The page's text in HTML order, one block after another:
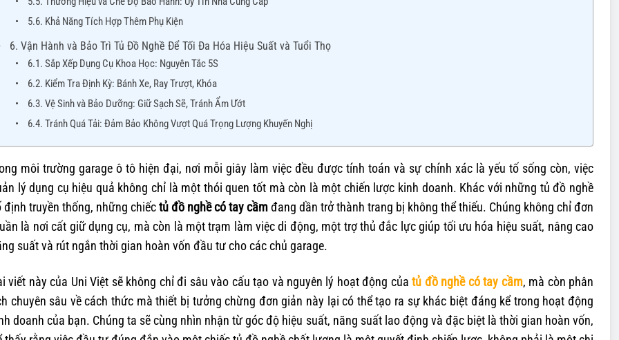
5.6. Khả Năng Tích Hợp Thêm Phụ Kiện
6. Vận Hành và Bảo Trì Tủ Đồ Nghề Để Tối Đa Hóa Hiệu Suất và Tuổi Thọ
6.1. Sắp Xếp Dụng Cụ Khoa Học: Nguyên Tắc 5S
6.2. Kiểm Tra Định Kỳ: Bánh Xe, Ray Trượt, Khóa
6.3. Vệ Sinh và Bảo Dưỡng: Giữ Sạch Sẽ, Tránh Ẩm Ướt
6.4. Tránh Quá Tải: Đảm Bảo Không Vượt Quá Trọng Lượng Khuyến Nghị
môi trường garage ô tô hiện đại, nơi mỗi giây làm việc đều được tính toán và sự chính xác là yếu tố sống còn, việc
lý dụng cụ hiệu quả không chỉ là một thói quen tốt mà còn là một chiến lược kinh doanh. Khác với những tủ đồ nghề
định truyền thống, những chiếctủ đồ nghề có tay cầmđang dần trở thành trang bị không thể thiếu. Chúng không chỉ đơn
là nơi cất giữ dụng cụ, mà còn là một trạm làm việc di động, một trợ thủ đắc lực giúp tối ưu hóa hiệu suất, nâng cao
suất và rút ngắn thời gian hoàn vốn đầu tư cho các chủ garage.
viết này của Uni Việt sẽ không chỉ đi sâu vào cấu tạo và nguyên lý hoạt động củatủ đồ nghề có tay cầm, mà còn phân
chuyên sâu về cách thức mà thiết bị tưởng chừng đơn giản này lại có thể tạo ra sự khác biệt đáng kể trong hoạt động
doanh của bạn. Chúng ta sẽ cùng nhìn nhận từ góc độ hiệu suất, năng suất lao động và đặc biệt là thời gian hoàn vốn,